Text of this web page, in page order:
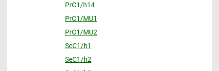
PrC1/h14
PrC1/MU1
PrC1/MU2
SeC1/h1
SeC1/h2